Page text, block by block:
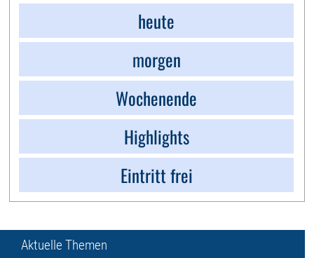
heute
morgen
Wochenende
Highlights
Eintritt frei
Aktuelle Themen